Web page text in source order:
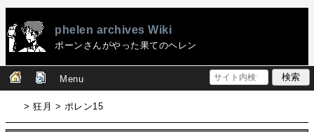
phelen archives Wiki
ポーンさんがやった果てのヘレン
Menu
> 狂月 > ポレン15